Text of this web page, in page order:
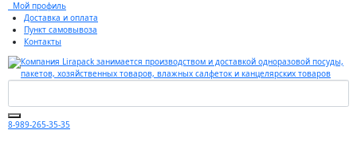
Мой профиль
Доставка и оплата
Пункт самовывоза
Контакты
8-989-265-35-35